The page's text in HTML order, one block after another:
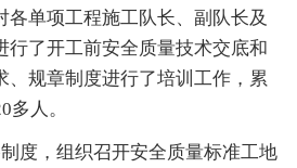
各单项工程施工队长、副队长及
行了开工前安全质量技术交底和
、规章制度进行了培训工作，累
多人。
度，组织召开安全质量标准工地